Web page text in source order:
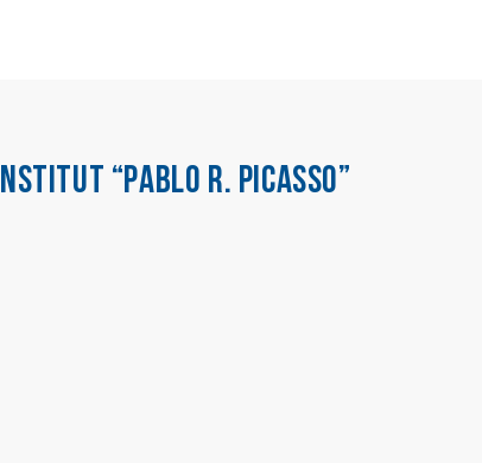
“PABLO R. PICASSO”